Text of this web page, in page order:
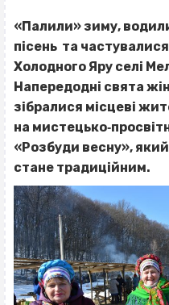
«Палили» зиму,
пісень та
Холодного Яру селі
Напередодні свята
зібралися місцеві
на
«Розбуди весну»,
стане традиційним.